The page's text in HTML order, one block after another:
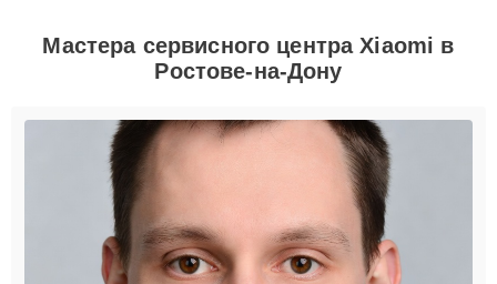
Мастера сервисного центра Xiaomi в
Ростове-на-Дону